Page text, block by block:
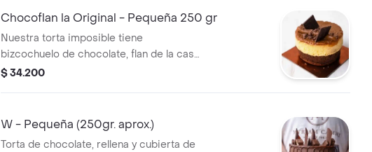
Chocoflan la Original - Pequeña 250 gr
Nuestra torta imposible tiene
bizcochuelo de chocolate, flan de la casa
y arequipe. porciones sugeridas: 1-2.
$ 34.200
W - Pequeña (250gr. aprox.)
Torta de chocolate, rellena y cubierta de